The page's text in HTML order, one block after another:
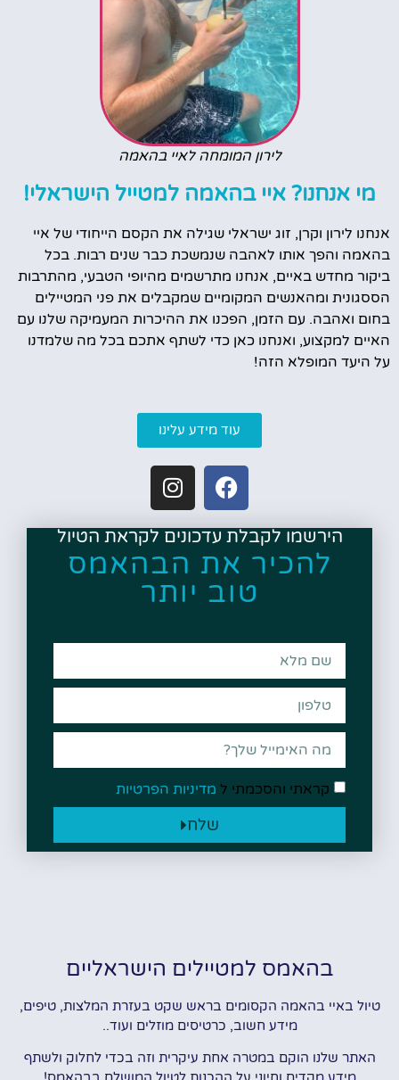
לירון המומחה לאיי בהאמה
מי אנחנו? איי בהאמה למטייל הישראלי!
אנחנו לירון וקרן, זוג ישראלי שגילה את הקסם הייחודי של איי
בהאמה והפך אותו לאהבה שנמשכת כבר שנים רבות. בכל
ביקור מחדש באיים, אנחנו מתרשמים מהיופי הטבעי, מהתרבות
הססגונית ומהאנשים המקומיים שמקבלים את פני המטיילים
בחום ואהבה. עם הזמן, הפכנו את ההיכרות המעמיקה שלנו עם
האיים למקצוע, ואנחנו כאן כדי לשתף אתכם בכל מה שלמדנו
על היעד המופלא הזה!
עוד מידע עלינו
הירשמו לקבלת עדכונים לקראת הטיול
להכיר את הבהאמס
טוב יותר
קראתי והסכמתי ל מדיניות הפרטיות
שלח
בהאמס למטיילים הישראליים
טיול באיי בהאמה הקסומים בראש שקט בעזרת המלצות, טיפים,
מידע חשוב, כרטיסים מוזלים ועוד..
האתר שלנו הוקם במטרה אחת עיקרית וזה בכדי לחלוק ולשתף